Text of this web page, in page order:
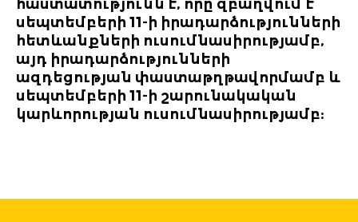
հաստատությունն է, որը զբաղվում է
սեպտեմբերի 11-ի իրադարձությունների
հետևանքների ուսումնասիրությամբ,
այդ իրադարձությունների
ազդեցության փաստաթղթավորմամբ և
սեպտեմբերի 11-ի շարունակական
կարևորության ուսումնասիրությամբ: